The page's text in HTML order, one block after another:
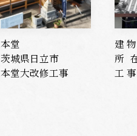
本堂
茨城県日立市
本堂大改修工事
建
所
工